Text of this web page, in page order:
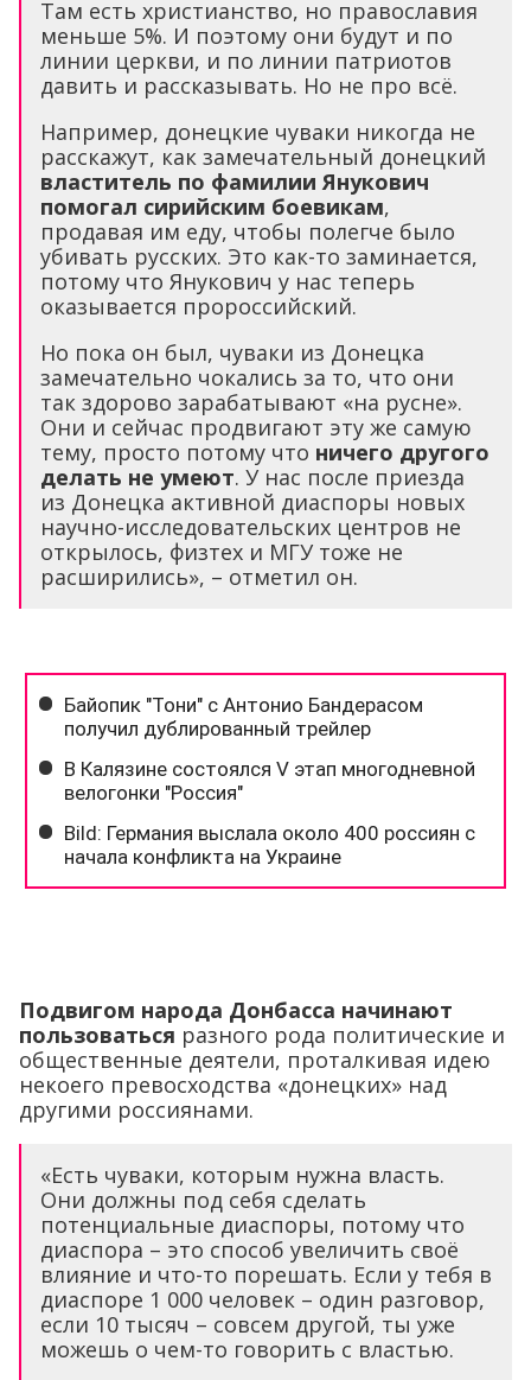
Там есть христианство, но православия
меньше 5%. И поэтому они будут и по
линии церкви, и по линии патриотов
давить и рассказывать. Но не про всё.
Например, донецкие чуваки никогда не
расскажут, как замечательный донецкий
властитель по фамилии Янукович
помогал сирийским боевикам,
продавая им еду, чтобы полегче было
убивать русских. Это как-то заминается,
потому что Янукович у нас теперь
оказывается пророссийский.
Но пока он был, чуваки из Донецка
замечательно чокались за то, что они
так здорово зарабатывают «на русне».
Они и сейчас продвигают эту же самую
тему, просто потому что ничего другого
делать не умеют. У нас после приезда
из Донецка активной диаспоры новых
научно-исследовательских центров не
открылось, физтех и МГУ тоже не
расширились», – отметил он.
Подвигом народа Донбасса начинают
пользоваться разного рода политические и
общественные деятели, проталкивая идею
некоего превосходства «донецких» над
другими россиянами.
«Есть чуваки, которым нужна власть.
Они должны под себя сделать
потенциальные диаспоры, потому что
диаспора – это способ увеличить своё
влияние и что-то порешать. Если у тебя в
диаспоре 1 000 человек – один разговор,
если 10 тысяч – совсем другой, ты уже
можешь о чем-то говорить с властью.